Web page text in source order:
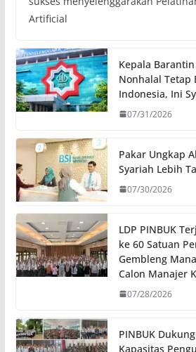
Artificial
Kepala
Nonhalal Tetap
Indonesia, Ini
07/31/2026
Pakar Ungkap
Syariah Lebih
07/30/2026
LDP PINBUK
ke 60 Satuan
Gembleng
Calon Manajer
07/28/2026
PINBUK
Kapasitas